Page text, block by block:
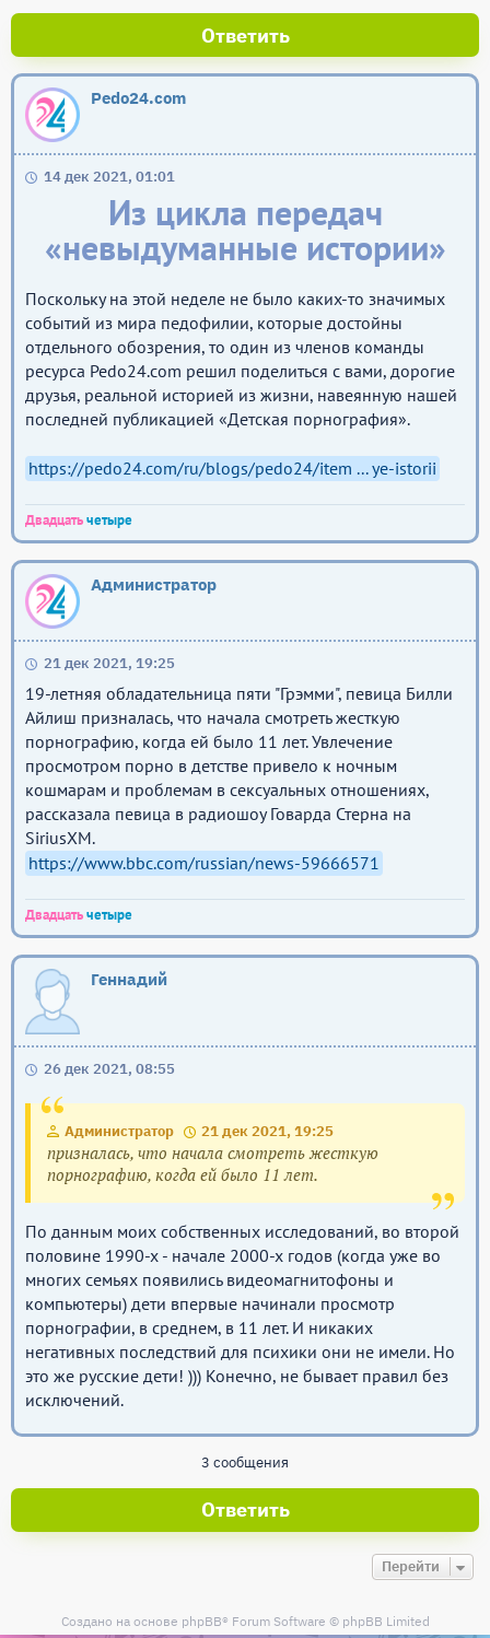
Ответить
Pedo24.com
14 дек 2021, 01:01
Из цикла передач
«невыдуманные истории»
Поскольку на этой неделе не было каких-то значимых
событий из мира педофилии, которые достойны
отдельного обозрения, то один из членов команды
ресурса Pedo24.com решил поделиться с вами, дорогие
друзья, реальной историей из жизни, навеянную нашей
последней публикацией «Детская порнография».
https://pedo24.com/ru/blogs/pedo24/item ... ye-istorii
Двадцатьчетыре
Администратор
21 дек 2021, 19:25
19-летняя обладательница пяти "Грэмми", певица Билли
Айлиш призналась, что начала смотреть жесткую
порнографию, когда ей было 11 лет. Увлечение
просмотром порно в детстве привело к ночным
кошмарам и проблемам в сексуальных отношениях,
рассказала певица в радиошоу Говарда Стерна на
SiriusXM.
https://www.bbc.com/russian/news-59666571
Двадцатьчетыре
Геннадий
26 дек 2021, 08:55
Администратор 21 дек 2021, 19:25
призналась, что начала смотреть жесткую
порнографию, когда ей было 11 лет.
По данным моих собственных исследований, во второй
половине 1990-х - начале 2000-х годов (когда уже во
многих семьях появились видеомагнитофоны и
компьютеры) дети впервые начинали просмотр
порнографии, в среднем, в 11 лет. И никаких
негативных последствий для психики они не имели. Но
это же русские дети! ))) Конечно, не бывает правил без
исключений.
3 сообщения
Ответить
Перейти
Создано на основе phpBB® Forum Software © phpBB Limited